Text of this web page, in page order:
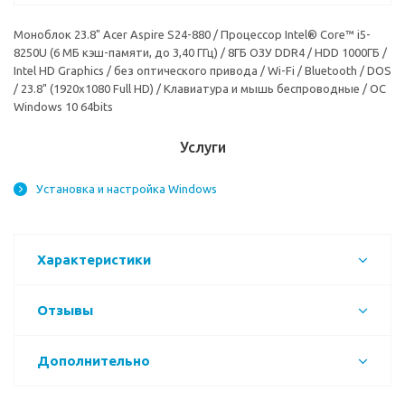
Моноблок 23.8" Acer Aspire S24-880 / Процессор Intel® Core™ i5-
8250U (6 МБ кэш-памяти, до 3,40 ГГц) / 8ГБ ОЗУ DDR4 / HDD 1000ГБ /
Intel HD Graphics / без оптического привода / Wi-Fi / Bluetooth / DOS
/ 23.8" (1920x1080 Full HD) / Клавиатура и мышь беспроводные / OC
Windows 10 64bits
Услуги
Установка и настройка Windows
Характеристики
Отзывы
Дополнительно